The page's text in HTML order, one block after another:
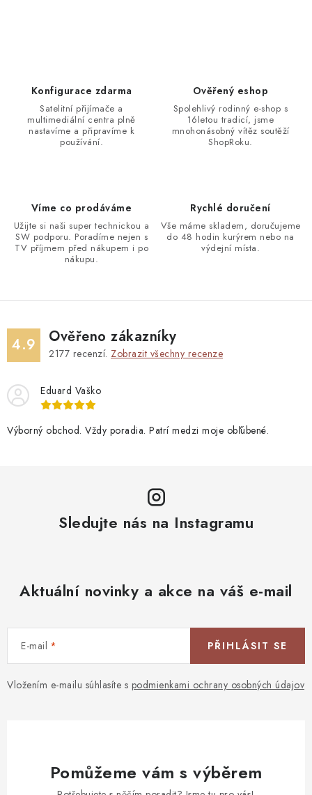
Konfigurace zdarma
Satelitní přijímače a
multimediální centra plně
nastavíme a připravíme k
používání.
Ověřený eshop
Spolehlivý rodinný e-shop s
16letou tradicí, jsme
mnohonásobný vítěz soutěží
ShopRoku.
Víme co prodáváme
Užijte si naši super technickou a
SW podporu. Poradíme nejen s
TV příjmem před nákupem i po
nákupu.
Rychlé doručení
Vše máme skladem, doručujeme
do 48 hodin kurýrem nebo na
výdejní místa.
4.9 Ověřeno zákazníky
2177 recenzí. Zobrazit všechny recenze
Eduard Vaško
Výborný obchod. Vždy poradia. Patrí medzi moje obľúbené.
Sledujte nás na Instagramu
Aktuální novinky a akce na váš e-mail
E-mail
Vložením e-mailu súhlasíte s podmienkami ochrany osobných údajov
PŘIHLÁSIT SE
Pomůžeme vám s výběrem